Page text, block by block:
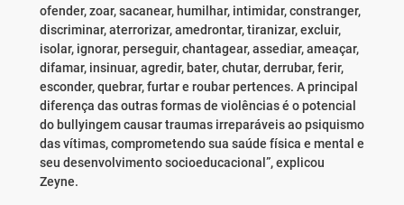
ofender, zoar, sacanear, humilhar, intimidar, constranger,
discriminar, aterrorizar, amedrontar, tiranizar, excluir,
isolar, ignorar, perseguir, chantagear, assediar, ameaçar,
difamar, insinuar, agredir, bater, chutar, derrubar, ferir,
esconder, quebrar, furtar e roubar pertences. A principal
diferença das outras formas de violências é o potencial
do bullyingem causar traumas irreparáveis ao psiquismo
das vítimas, comprometendo sua saúde física e mental e
seu desenvolvimento socioeducacional”, explicou
Zeyne.